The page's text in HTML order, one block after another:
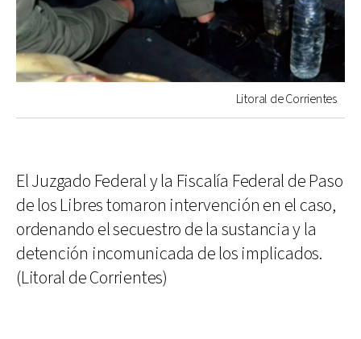
Litoral de Corrientes
El Juzgado Federal y la Fiscalía Federal de Paso
de los Libres tomaron intervención en el caso,
ordenando el secuestro de la sustancia y la
detención incomunicada de los implicados.
(Litoral de Corrientes)